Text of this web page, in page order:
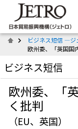
ビジネス短信 ―ジ
欧州委、「英国国
ビジネス短信
欧州委、「
く批判
（EU、英国）